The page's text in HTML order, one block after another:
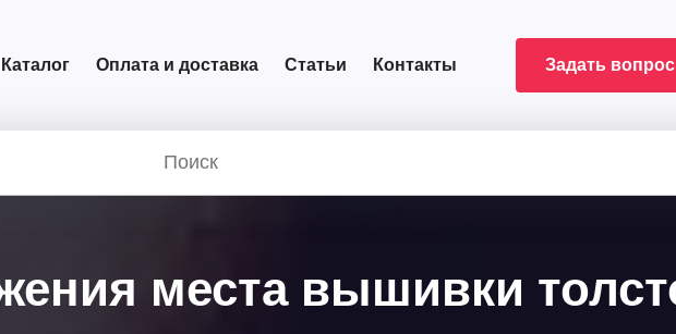
Каталог Оплата и доставка Статьи Контакты Задать вопрос
места вышивки